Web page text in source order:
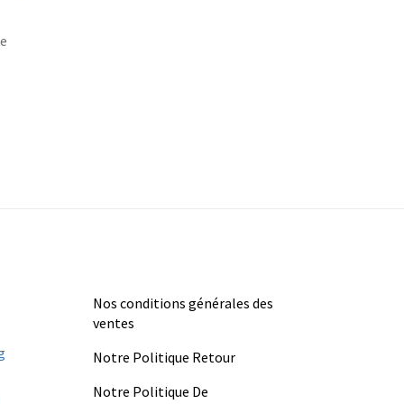
Nos conditions générales des
ventes
Notre Politique Retour
Notre Politique De